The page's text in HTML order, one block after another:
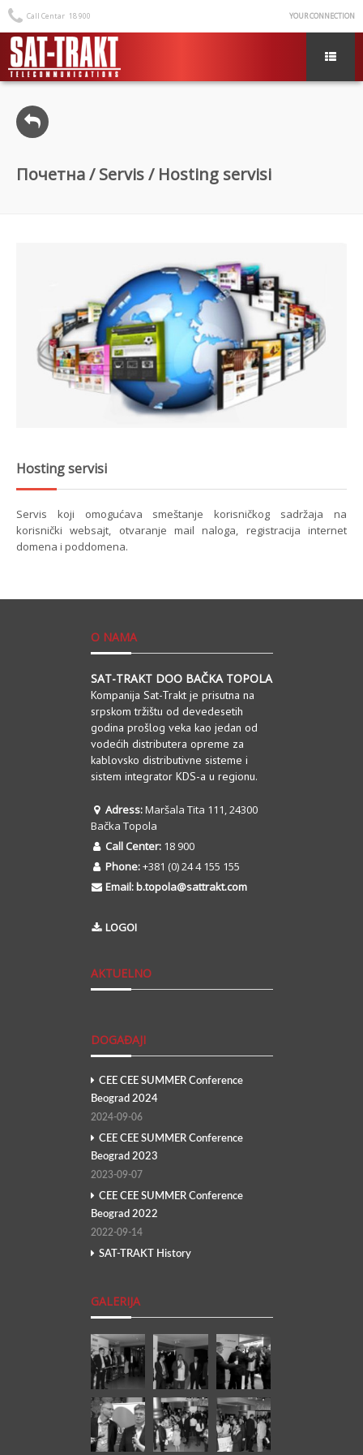
Call Centar 18 900 YOUR CONNECTION
Почетна/Servis/ Hosting servisi
Hosting servisi
Servis koji omogućava smeštanje korisničkog sadržaja na
korisnički websajt, otvaranje mail naloga, registracija internet
domena i poddomena.
O NAMA
SAT-TRAKT DOO BAČKA TOPOLA
Kompanija Sat-Trakt je prisutna na
srpskom tržištu od devedesetih
godina prošlog veka kao jedan od
vodećih distributera opreme za
kablovsko distributivne sisteme i
sistem integrator KDS-a u regionu.
Adress:Maršala Tita 111, 24300
Bačka Topola
Call Center: 18 900
Phone:+381 (0) 24 4 155 155
Email:b.topola@sattrakt.com
LOGOI
AKTUELNO
DOGAĐAJI
CEE CEE SUMMER Conference
Beograd 2024
2024-09-06
CEE CEE SUMMER Conference
Beograd 2023
2023-09-07
CEE CEE SUMMER Conference
Beograd 2022
2022-09-14
SAT-TRAKT History
GALERIJA